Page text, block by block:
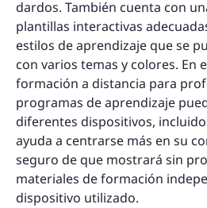
dardos. También cuenta con
plantillas interactivas
estilos de aprendizaje que se
con varios temas y colores. En
formación a distancia para
programas de aprendizaje
diferentes dispositivos,
ayuda a centrarse más en su
seguro de que mostrará sin
materiales de formación
dispositivo utilizado.